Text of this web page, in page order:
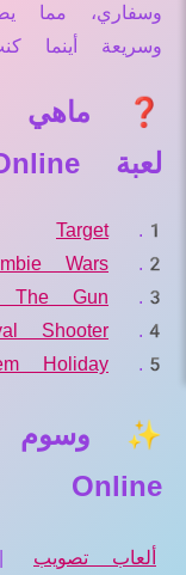
وسفاري، مما
وسريعة أينما
❓ ماهي
لعبة Tiger Ball Online؟
Target
Wars
The Gun
Shooter
Holiday
Online
ألعاب تصويب